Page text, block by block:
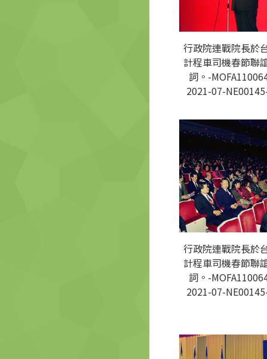
行政院連戰院長於
計程車司機春節聯
詞。-
2021-07-
行政院連戰院長於
計程車司機春節聯
詞。-
2021-07-